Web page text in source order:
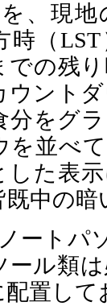
、現
時（
での残
ウント
分をグ
を並べ
した表
既中の
ートパ
ール類
配置し